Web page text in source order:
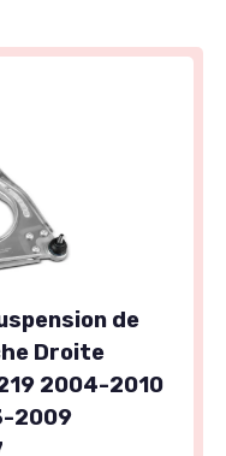
de
Droite
2004-2010
2009